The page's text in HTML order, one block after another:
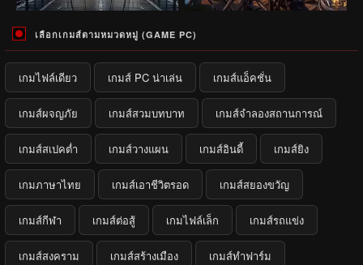
เลือกเกมส์ตามหมวดหมู่ (GAME PC)
เกมไฟล์เดียว เกมส์ PC น่าเล่น เกมส์แอ็คชั่น
เกมส์ผจญภัย เกมส์สวมบทบาท เกมส์จำลองสถานการณ์
เกมส์สเปคต่ำ เกมส์วางแผน เกมส์อินดี้ เกมส์ยิง
เกมภาษาไทย เกมส์เอาชีวิตรอด เกมส์สยองขวัญ
เกมส์กีฬา เกมส์ต่อสู้ เกมไฟล์เล็ก เกมส์รถแข่ง
เกมส์สงคราม เกมส์สร้างเมือง เกมส์ทำฟาร์ม